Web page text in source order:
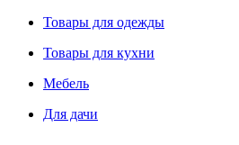
Товары для одежды
Товары для кухни
Мебель
Для дачи